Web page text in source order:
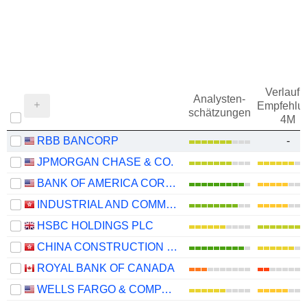
Analysten-
schätzungen
Verlauf
4M
RBB BANCORP
-
JPMORGAN CHASE & CO.
BANK OF AMERICA CORPORATION
INDUSTRIAL AND COMMERCIAL BANK OF CHINA LIMITED
HSBC HOLDINGS PLC
CHINA CONSTRUCTION BANK CORPORATION
ROYAL BANK OF CANADA
WELLS FARGO & COMPANY